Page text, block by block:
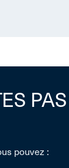
pouvez :